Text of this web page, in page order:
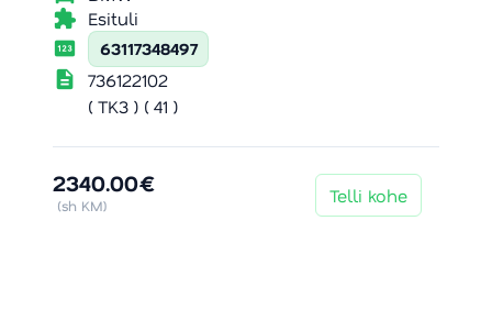
extension Esituli
pin 63117348497
description
736122102
( TK3 ) ( 41 )
2340.00€
(sh KM) Telli kohe